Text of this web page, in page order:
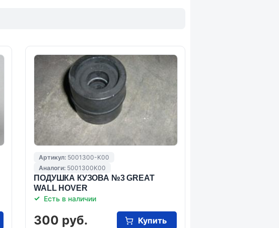
Артикул: 5001300-K00
Аналоги: 5001300K00
ПОДУШКА КУЗОВА №3 GREAT
WALL HOVER
Есть в наличии
300 руб. Купить